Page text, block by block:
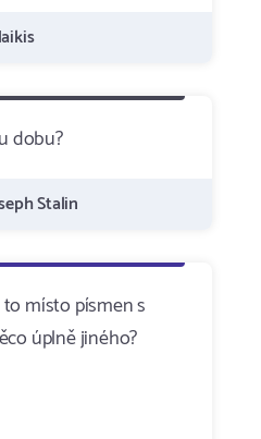
dobu?
Stalin
místo písmen s
úplně jiného?